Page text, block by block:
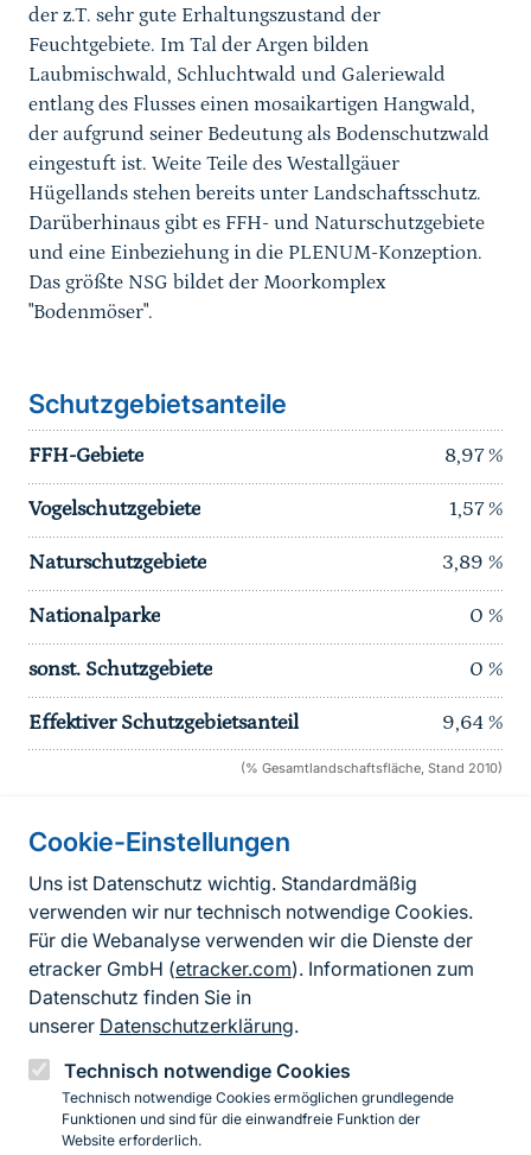
Cookie-Einstellungen
Uns ist Datenschutz wichtig. Standardmäßig
verwenden wir nur technisch notwendige Cookies.
Für die Webanalyse verwenden wir die Dienste der
etracker GmbH (etracker.com). Informationen zum
Datenschutz finden Sie in
unserer Datenschutzerklärung.
Technisch notwendige Cookies
Technisch notwendige Cookies ermöglichen grundlegende
Funktionen und sind für die einwandfreie Funktion der
Website erforderlich.
der z.T. sehr gute Erhaltungszustand der
Feuchtgebiete. Im Tal der Argen bilden
Laubmischwald, Schluchtwald und Galeriewald
entlang des Flusses einen mosaikartigen Hangwald,
der aufgrund seiner Bedeutung als Bodenschutzwald
eingestuft ist. Weite Teile des Westallgäuer
Hügellands stehen bereits unter Landschaftsschutz.
Darüberhinaus gibt es FFH- und Naturschutzgebiete
und eine Einbeziehung in die PLENUM-Konzeption.
Das größte NSG bildet der Moorkomplex
"Bodenmöser".
Schutzgebietsanteile
FFH-Gebiete 8,97 %
Vogelschutzgebiete 1,57 %
Naturschutzgebiete 3,89 %
Nationalparke 0 %
sonst. Schutzgebiete 0 %
Effektiver Schutzgebietsanteil 9,64 %
(% Gesamtlandschaftsfläche, Stand 2010)
Informationen zur Seite
FußzeileKontakt zum BfN
Kontaktformular
Erklärung zur Barrierefreiheit
Impressum
Datenschutz